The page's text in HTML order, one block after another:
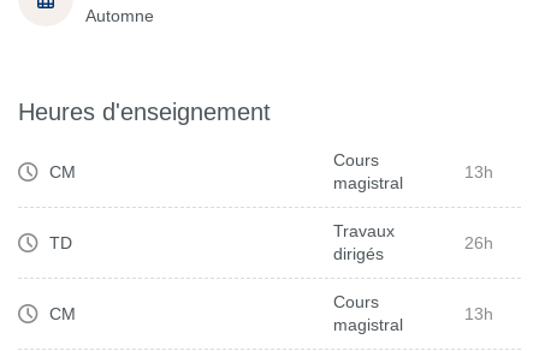
Automne
Heures d'enseignement
CM
Cours
magistral
13h
TD
Travaux
dirigés
26h
CM
Cours
magistral
13h